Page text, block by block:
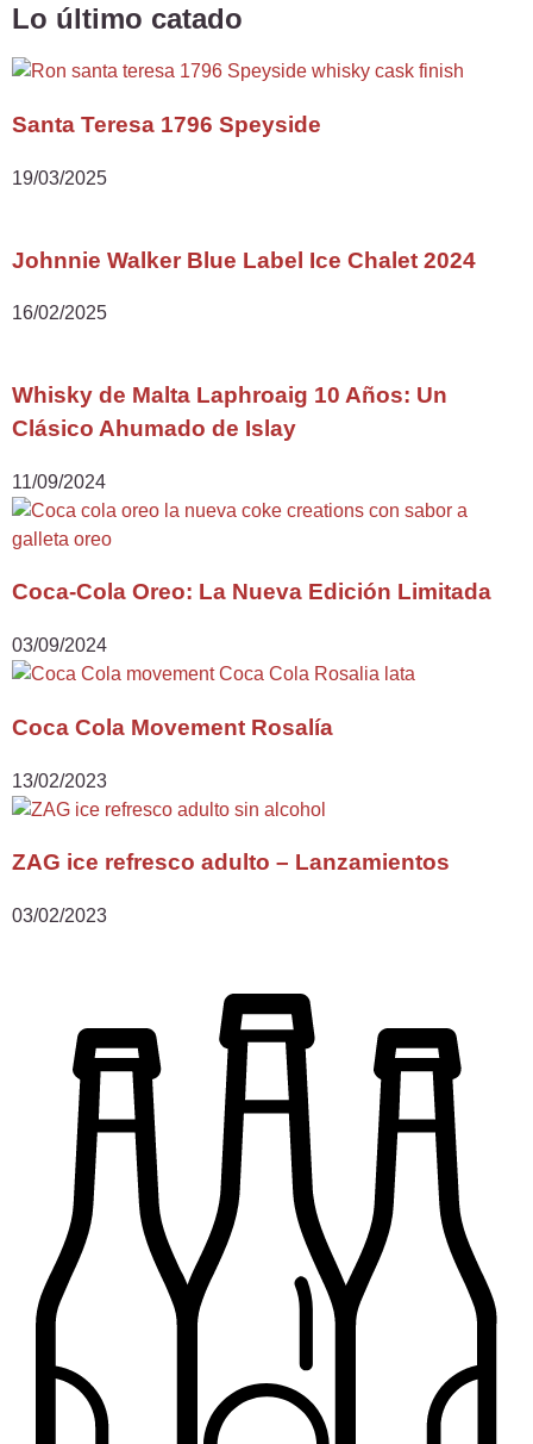
Lo último catado
Santa Teresa 1796 Speyside
19/03/2025
Johnnie Walker Blue Label Ice Chalet 2024
16/02/2025
Whisky de Malta Laphroaig 10 Años: Un
Clásico Ahumado de Islay
11/09/2024
Coca-Cola Oreo: La Nueva Edición Limitada
03/09/2024
Coca Cola Movement Rosalía
13/02/2023
ZAG ice refresco adulto – Lanzamientos
03/02/2023